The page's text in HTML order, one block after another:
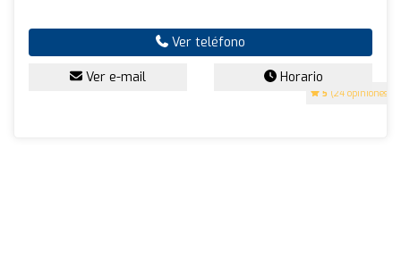
5 (24 opiniones)
Ver teléfono
Ver e-mail Horario